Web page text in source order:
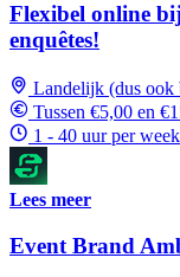
Flexibel online
enquêtes!
Landelijk (dus
Tussen €5,00 en
1 - 40 uur per week
Lees meer
Event Brand